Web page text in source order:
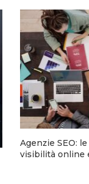
Agenzie SEO:
visibilità online